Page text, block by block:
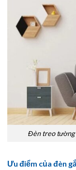
Đèn treo tường
Ưu điểm của đèn